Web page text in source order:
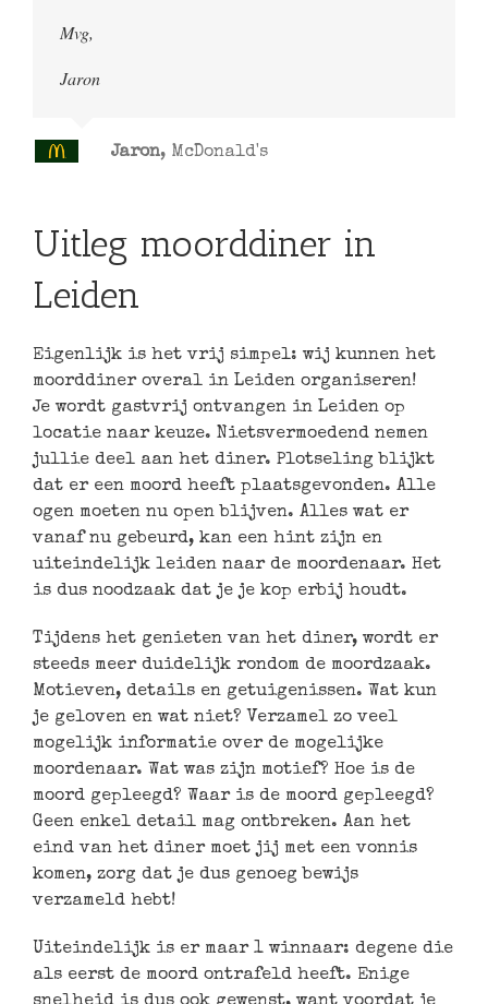
Mvg,
Jaron
Jaron, McDonald's
Uitleg moorddiner in
Leiden
Eigenlijk is het vrij simpel: wij kunnen het
moorddiner overal in Leiden organiseren!
Je wordt gastvrij ontvangen in Leiden op
locatie naar keuze. Nietsvermoedend nemen
jullie deel aan het diner. Plotseling blijkt
dat er een moord heeft plaatsgevonden. Alle
ogen moeten nu open blijven. Alles wat er
vanaf nu gebeurd, kan een hint zijn en
uiteindelijk leiden naar de moordenaar. Het
is dus noodzaak dat je je kop erbij houdt.
Tijdens het genieten van het diner, wordt er
steeds meer duidelijk rondom de moordzaak.
Motieven, details en getuigenissen. Wat kun
je geloven en wat niet? Verzamel zo veel
mogelijk informatie over de mogelijke
moordenaar. Wat was zijn motief? Hoe is de
moord gepleegd? Waar is de moord gepleegd?
Geen enkel detail mag ontbreken. Aan het
eind van het diner moet jij met een vonnis
komen, zorg dat je dus genoeg bewijs
verzameld hebt!
Uiteindelijk is er maar 1 winnaar: degene die
als eerst de moord ontrafeld heeft. Enige